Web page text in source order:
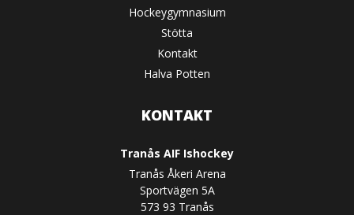
Hockeygymnasium
Stötta
Kontakt
Halva Potten
KONTAKT
Tranås AIF Ishockey
Tranås Åkeri Arena
Sportvägen 5A
573 93 Tranås